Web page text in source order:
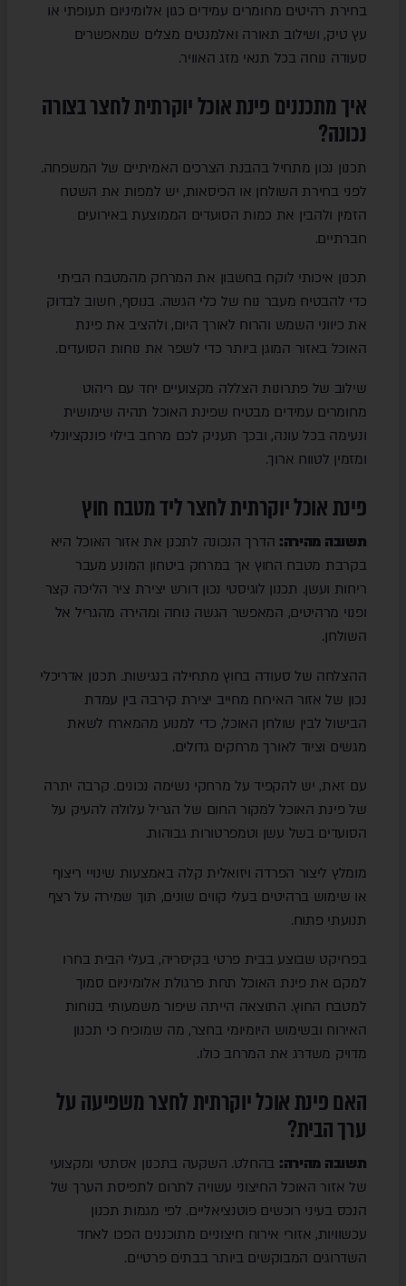
בחירת רהיטים מחומרים עמידים כגון אלומיניום תעופתי או
עץ טיק, ושילוב תאורה ואלמנטים מצלים שמאפשרים
סעודה נוחה בכל תנאי מזג האוויר.
איך מתכננים פינת אוכל יוקרתית לחצר בצורה
נכונה?
תכנון נכון מתחיל בהבנת הצרכים האמיתיים של המשפחה.
לפני בחירת השולחן או הכיסאות, יש למפות את השטח
הזמין ולהבין את כמות הסועדים הממוצעת באירועים
חברתיים.
תכנון איכותי לוקח בחשבון את המרחק מהמטבח הביתי
כדי להבטיח מעבר נוח של כלי הגשה. בנוסף, חשוב לבדוק
את כיווני השמש והרוח לאורך היום, ולהציב את פינת
האוכל באזור המוגן ביותר כדי לשפר את נוחות הסועדים.
שילוב של פתרונות הצללה מקצועיים יחד עם ריהוט
מחומרים עמידים מבטיח שפינת האוכל תהיה שימושית
ונעימה בכל עונה, ובכך תעניק לכם מרחב בילוי פונקציונלי
ומזמין לטווח ארוך.
פינת אוכל יוקרתית לחצר ליד מטבח חוץ
תשובה מהירה: הדרך הנכונה לתכנן את אזור האוכל היא
בקרבת מטבח החוץ אך במרחק ביטחון המונע מעבר
ריחות ועשן. תכנון לוגיסטי נכון דורש יצירת ציר הליכה קצר
ופנוי מרהיטים, המאפשר הגשה נוחה ומהירה מהגריל אל
השולחן.
ההצלחה של סעודה בחוץ מתחילה בנגישות. תכנון אדריכלי
נכון של אזור האירוח מחייב יצירת קירבה בין עמדת
הבישול לבין שולחן האוכל, כדי למנוע מהמארח לשאת
מגשים וציוד לאורך מרחקים גדולים.
עם זאת, יש להקפיד על מרחקי נשימה נכונים. קרבה יתרה
של פינת האוכל למקור החום של הגריל עלולה להעיק על
הסועדים בשל עשן וטמפרטורות גבוהות.
מומלץ ליצור הפרדה ויזואלית קלה באמצעות שינויי ריצוף
או שימוש ברהיטים בעלי קווים שונים, תוך שמירה על רצף
תנועתי פתוח.
בפרויקט שבוצע בבית פרטי בקיסריה, בעלי הבית בחרו
למקם את פינת האוכל תחת פרגולת אלומיניום סמוך
למטבח החוץ. התוצאה הייתה שיפור משמעותי בנוחות
האירוח ובשימוש היומיומי בחצר, מה שמוכיח כי תכנון
מדויק משדרג את המרחב כולו.
האם פינת אוכל יוקרתית לחצר משפיעה על
ערך הבית?
תשובה מהירה: בהחלט. השקעה בתכנון אסתטי ומקצועי
של אזור האוכל החיצוני עשויה לתרום לתפיסת הערך של
הנכס בעיני רוכשים פוטנציאליים. לפי מגמות תכנון
עכשוויות, אזורי אירוח חיצוניים מתוכננים הפכו לאחד
השדרוגים המבוקשים ביותר בבתים פרטיים.